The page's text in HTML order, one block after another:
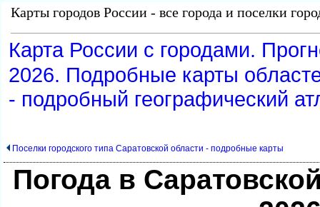
Карты городов России - все города и поселки
Карта России с городами.
2026. Подробные карты
- подробный географический
Поселки городского типа Саратовской области - подробные карты
Погода в